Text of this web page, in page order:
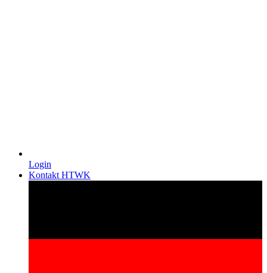
Login
Kontakt HTWK